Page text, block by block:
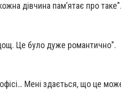
дівчина пам’ятає про таке".
Це було дуже романтично".
Мені здається, що це